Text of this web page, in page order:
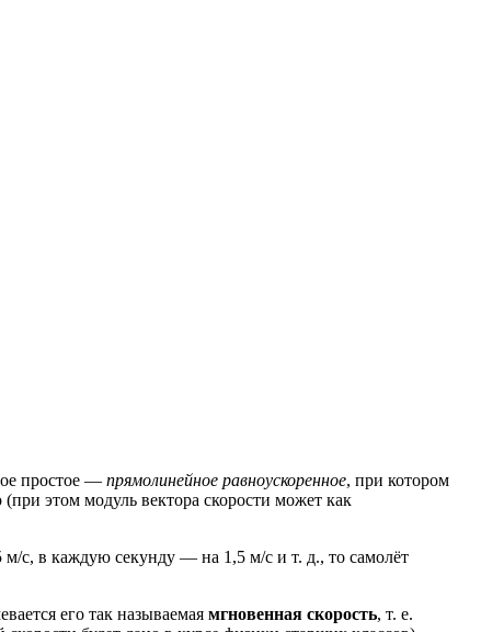
простое — прямолинейное равноускоренное, при котором
этом модуль вектора скорости может как
м/с, в каждую секунду — на 1,5 м/с и т. д., то самолёт
его так называемая мгновенная скорость, т. е.